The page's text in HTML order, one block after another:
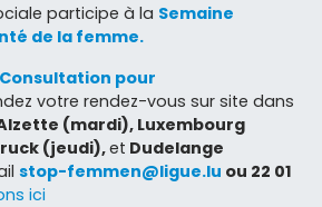
participe à la Semaine
de la femme.
Consultation pour
votre rendez-vous sur site dans
(mardi), Luxembourg
(jeudi),et Dudelange
stop-femmen@ligue.lu ou 22 01
ici